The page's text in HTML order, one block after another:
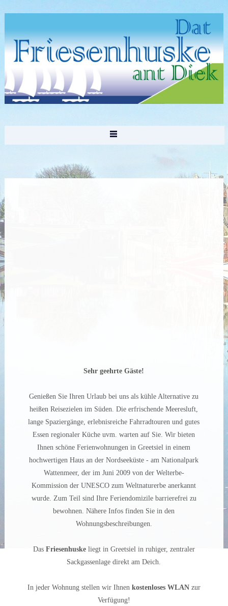
Sehr geehrte Gäste!
Genießen Sie Ihren Urlaub bei uns als kühle Alternative zu
heißen Reisezielen im Süden. Die erfrischende Meeresluft,
lange Spaziergänge, erlebnisreiche Fahrradtouren und gutes
Essen regionaler Küche uvm. warten auf Sie. Wir bieten
Ihnen schöne Ferienwohnungen in Greetsiel in einem
hochwertigen Haus an der Nordseeküste - am Nationalpark
Wattenmeer, der im Juni 2009 von der Welterbe-
Kommission der UNESCO zum Weltnaturerbe anerkannt
wurde. Zum Teil sind Ihre Feriendomizile barrierefrei zu
bewohnen. Nähere Infos finden Sie in den
Wohnungsbeschreibungen.
Das Friesenhuskeliegt in Greetsiel in ruhiger, zentraler
Sackgassenlage direkt am Deich.
In jeder Wohnung stellen wir Ihnen kostenloses WLANzur
Verfügung!